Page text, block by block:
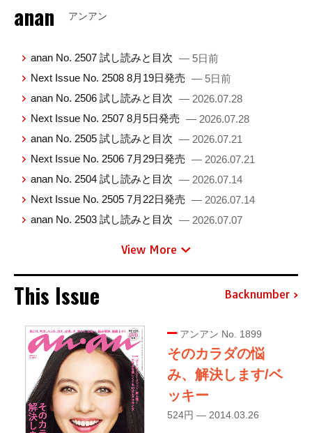
anan アンアン
anan No. 2507 試し読みと目次 — 5日前
Next Issue No. 2508 8月19日発売 — 5日前
anan No. 2506 試し読みと目次 — 2026.07.28
Next Issue No. 2507 8月5日発売 — 2026.07.28
anan No. 2505 試し読みと目次 — 2026.07.21
Next Issue No. 2506 7月29日発売 — 2026.07.21
anan No. 2504 試し読みと目次 — 2026.07.14
Next Issue No. 2505 7月22日発売 — 2026.07.14
anan No. 2503 試し読みと目次 — 2026.07.07
View More
This Issue Backnumber
アンアン No. 1899
そのカラダの悩
み、解決します/ベ
ッキー
524円 — 2014.03.26